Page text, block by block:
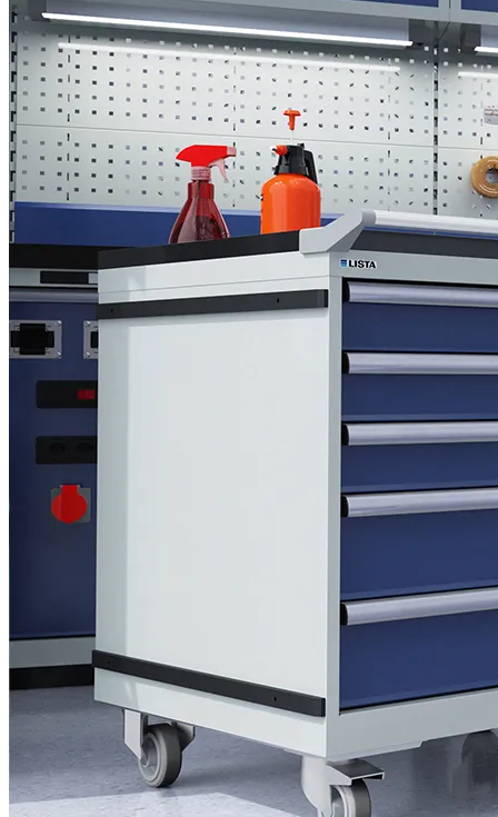
Soluciones fiables para áreas críticas en materia de seguridad
funcionales que den soporte a aplicaciones críticas.
al ámbito «Defensa y seguridad»